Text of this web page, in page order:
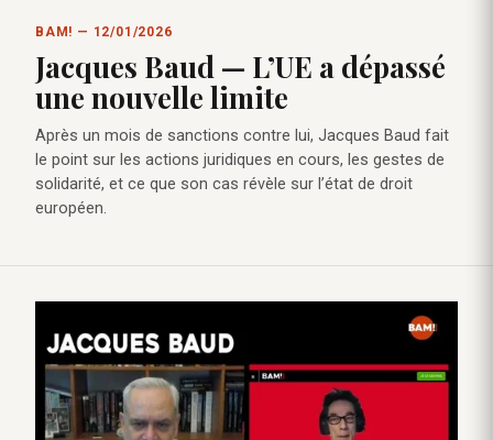
BAM! — 12/01/2026
Jacques Baud — L’UE a dépassé
une nouvelle limite
Après un mois de sanctions contre lui, Jacques Baud fait
le point sur les actions juridiques en cours, les gestes de
solidarité, et ce que son cas révèle sur l’état de droit
européen.